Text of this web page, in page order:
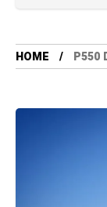
HOME P550